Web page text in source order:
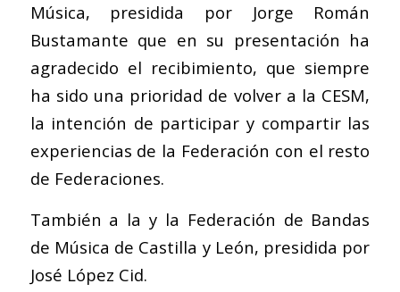
Música, presidida por Jorge Román
Bustamante que en su presentación ha
agradecido el recibimiento, que siempre
ha sido una prioridad de volver a la CESM,
la intención de participar y compartir las
experiencias de la Federación con el resto
de Federaciones.
También a la y la Federación de Bandas
de Música de Castilla y León, presidida por
José López Cid.